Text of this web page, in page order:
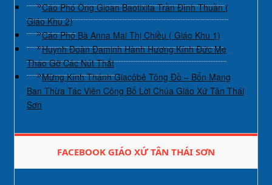
Cáo Phó Ông Gioan Baotixita Trần Đình Thuần (
Giáo Khu 2)
Cáo Phó Bà Anna Mai Thị Chiều ( Giáo Khu 1)
Huynh Đoàn Đaminh Hành Hương Kính Đức Mẹ
Tháo Gỡ Các Nút Thắt
Mừng Kính Thánh Giacôbê Tông Đồ – Bổn Mạng
Ban Thừa Tác Viên Công Bố Lời Chúa Giáo Xứ Tân Thái
Sơn
FACEBOOK GIÁO XỨ TÂN THÁI SƠN